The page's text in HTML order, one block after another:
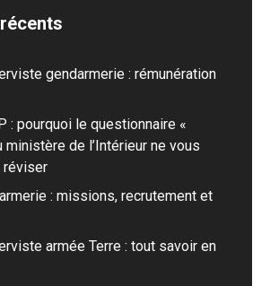
gendarmerie : rémunération
: pourquoi le questionnaire «
ministère de l’Intérieur ne vous
réviser
: missions, recrutement et
armée Terre : tout savoir en